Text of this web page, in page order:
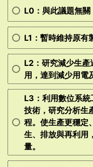
L0：與此議題無關
L1：暫時維持原有
L2：研究減少生產
用，達到減少用電
L3：利用數位系
技術，研究分析生
程。使生產更穩定
生、排放與再利用
量。